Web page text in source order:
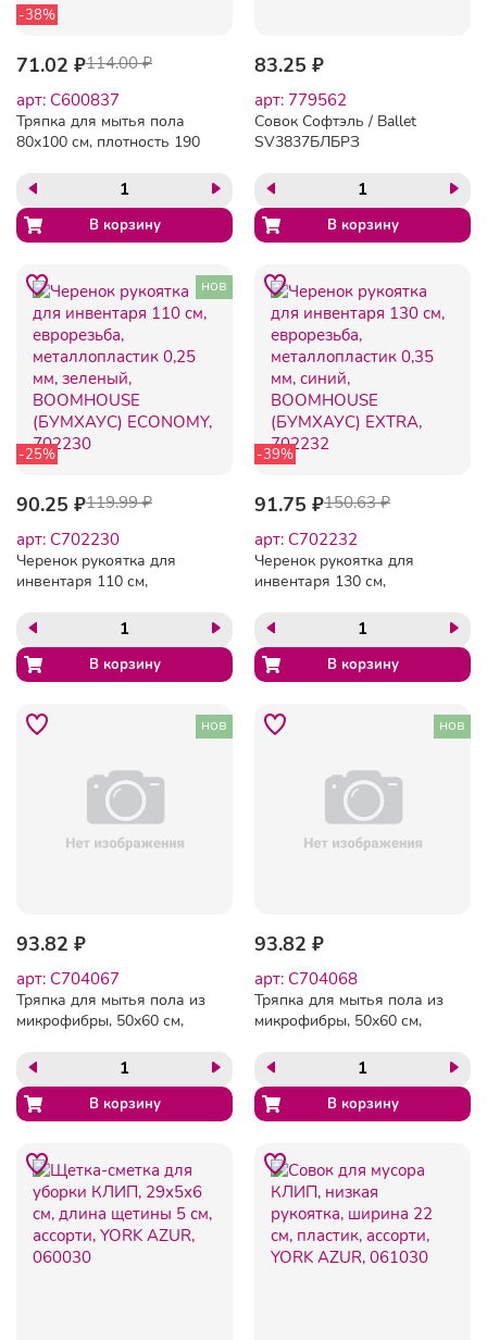
-38%
71.02 ₽114.00 ₽
арт: C600837
Тряпка для мытья пола
80х100 см, плотность 190
хлопок, "Стандарт" LAIMA,
600837
83.25 ₽
арт: 779562
Совок Софтэль / Ballet
SV3837БЛБРЗ
-25%
нов
90.25 ₽119.99 ₽
арт: C702230
Черенок рукоятка для
инвентаря 110 см,
металлопластик 0,25 мм,
зеленый, BOOMHOUSE
(БУМХАУС) ECONOMY,
702230
-39%
91.75 ₽150.63 ₽
арт: C702232
Черенок рукоятка для
инвентаря 130 см,
металлопластик 0,35 мм,
синий, BOOMHOUSE
(БУМХАУС) EXTRA, 702232
нов
93.82 ₽
арт: C704067
Тряпка для мытья пола из
микрофибры, 50х60 см,
нов
93.82 ₽
арт: C704068
Тряпка для мытья пола из
микрофибры, 50х60 см,